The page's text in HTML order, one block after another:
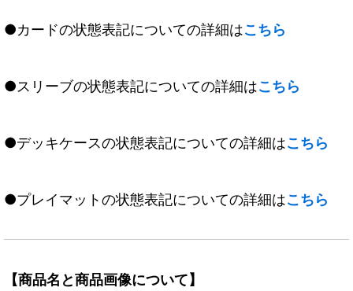
●カードの状態表記についての詳細はこちら
●スリーブの状態表記についての詳細はこちら
●デッキケースの状態表記についての詳細はこちら
●プレイマットの状態表記についての詳細はこちら
【商品名と商品画像について】